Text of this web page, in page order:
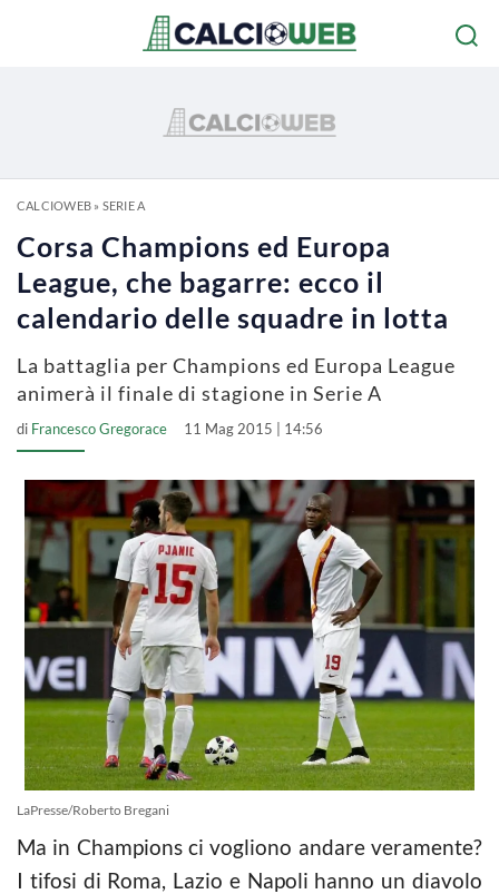
CALCIOWEB» SERIE A
Corsa Champions ed Europa
League, che bagarre: ecco il
calendario delle squadre in lotta
La battaglia per Champions ed Europa League
animerà il finale di stagione in Serie A
di Francesco Gregorace 11 Mag 2015 | 14:56
LaPresse/Roberto Bregani
Ma in Champions ci vogliono andare veramente?
I tifosi di Roma, Lazio e Napoli hanno un diavolo